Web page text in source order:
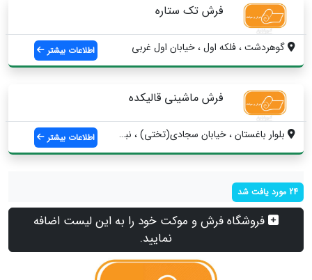
فرش تک ستاره
گوهردشت ، فلکه اول ، خیابان اول غربی اطلاعات بیشتر
فرش ماشینی قالیکده
بلوار باغستان ، خیابان سجادی(تختی) ، نبش... اطلاعات بیشتر
24 مورد یافت شد
فروشگاه فرش و موکت خود را به این لیست اضافه
نمایید.